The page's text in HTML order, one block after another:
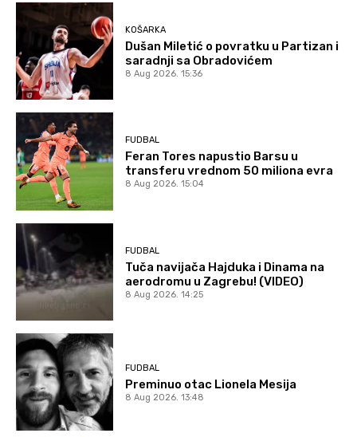
KOŠARKA
Dušan Miletić o povratku u Partizan i
saradnji sa Obradovićem
8 Aug 2026. 15:36
FUDBAL
Feran Tores napustio Barsu u
transferu vrednom 50 miliona evra
8 Aug 2026. 15:04
FUDBAL
Tuča navijača Hajduka i Dinama na
aerodromu u Zagrebu! (VIDEO)
8 Aug 2026. 14:25
FUDBAL
Preminuo otac Lionela Mesija
8 Aug 2026. 13:48